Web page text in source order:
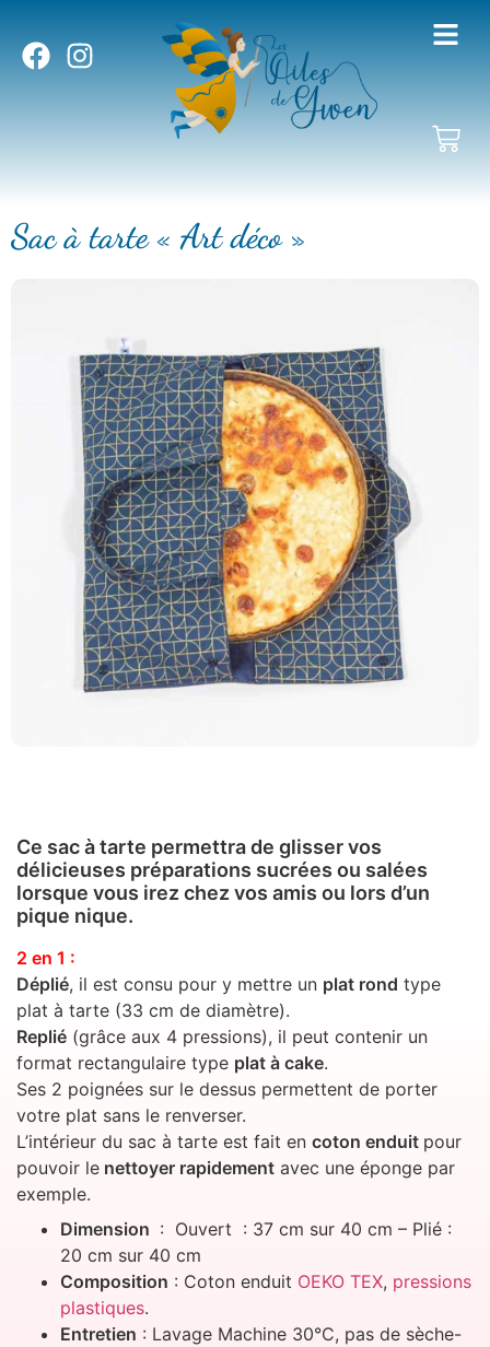
Sac à tarte « Art déco »
Ce sac à tarte permettra de glisser vos
délicieuses préparations sucrées ou salées
lorsque vous irez chez vos amis ou lors d’un
pique nique.
2 en 1 :
Déplié, il est consu pour y mettre un plat rond type
plat à tarte (33 cm de diamètre).
Replié (grâce aux 4 pressions), il peut contenir un
format rectangulaire type plat à cake.
Ses 2 poignées sur le dessus permettent de porter
votre plat sans le renverser.
L’intérieur du sac à tarte est fait en coton enduit pour
pouvoir le nettoyer rapidement avec une éponge par
exemple.
Dimension : Ouvert : 37 cm sur 40 cm – Plié :
20 cm sur 40 cm
Composition : Coton enduit OEKO TEX, pressions
plastiques.
Entretien : Lavage Machine 30°C, pas de sèche-